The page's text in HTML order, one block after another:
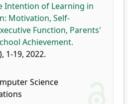
Intention of Learning in
Motivation, Self-
Function, Parents'
Achievement.
1-19, 2022.
Science